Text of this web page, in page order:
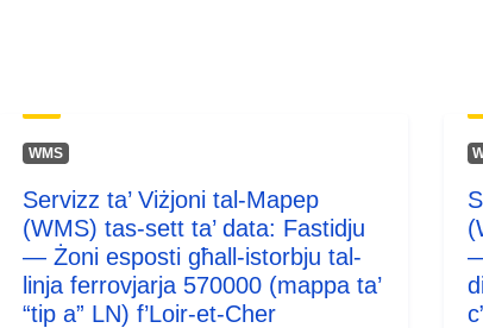
Identifikaturi:
Identifikaturi
WMS
Servizz ta’ Viżjoni tal-Mapep
(WMS) tas-sett ta’ data: Fastidju
— Żoni esposti għall-istorbju tal-
linja ferrovjarja 570000 (mappa ta’
“tip a” LN) f’Loir-et-Cher